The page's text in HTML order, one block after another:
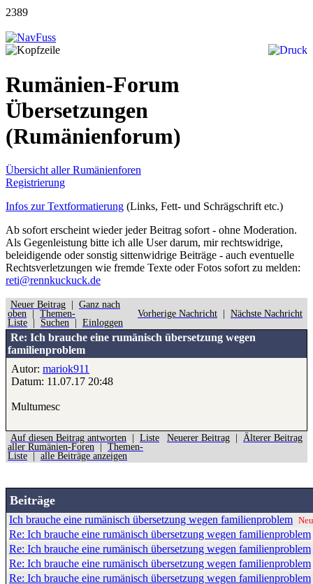
2389
Rumänien-Forum
Übersetzungen
(Rumänienforum)
Übersicht aller Rumänienforen
Registrierung
Infos zur Textformatierung (Links, Fett- und Schrägschrift etc.)
Ab sofort erscheint wieder jeder Beitrag sofort - ohne Moderation.
Als Gegenleistung bitte ich alle User darum, mir rechtswidrige,
beleidigende oder sonstig sittenwidrige Beiträge - auch eventuelle
Rechtsverletzungen wie fremde Texte oder Fotos sofort zu melden:
reti@rennkuckuck.de
Neuer Beitrag
Ganz nach
oben
Themen-
Liste
Suchen Einloggen
Vorherige Nachricht Nächste Nachricht
Re: Ich brauche eine rumänisch übersetzung wegen
familienproblem
Autor: mariok911
Datum: 11.07.17 20:48
Multumesc
Auf diesen Beitrag antworten
Liste
aller Rumänien-Foren
Themen-
Liste
alle Beiträge anzeigen
Neuerer Beitrag Älterer Beitrag
Beiträge
Ich brauche eine rumänisch übersetzung wegen familienproblem Neu
Re: Ich brauche eine rumänisch übersetzung wegen familienproblem
Re: Ich brauche eine rumänisch übersetzung wegen familienproblem
Re: Ich brauche eine rumänisch übersetzung wegen familienproblem
Re: Ich brauche eine rumänisch übersetzung wegen familienproblem